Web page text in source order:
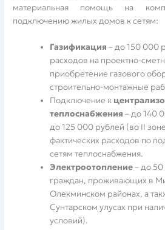
материальная помощь на
подключению жилых домов к сетям:
Газификация– до 150 000
расходов на проектно-
приобретение газового
строительно-монтажные
Подключение к
теплоснабжения – до 140
до 125 000 рублей (во II
фактических расходов по
сетям теплоснабжения.
Электроотопление– до
граждан, проживающих в
Олекминском районах, а
Сунтарском улусах при
условий).